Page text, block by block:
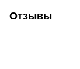
Отзывы